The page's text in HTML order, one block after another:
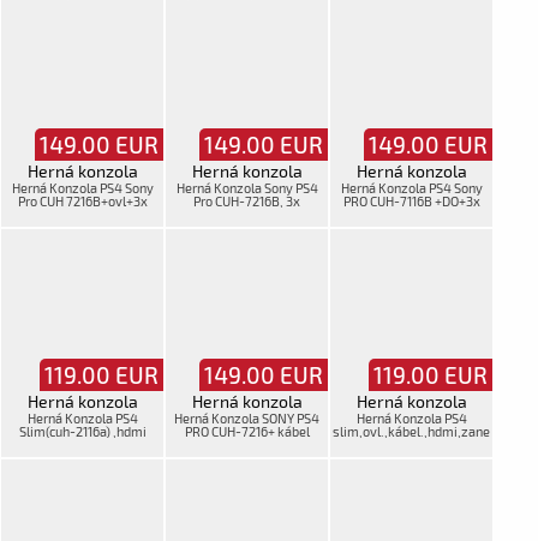
149.00 EUR
Herná konzola
Herná Konzola PS4 Sony
Pro CUH 7216B+ovl+3x
149.00 EUR
Herná konzola
Herná Konzola Sony PS4
Pro CUH-7216B, 3x
149.00 EUR
Herná konzola
Herná Konzola PS4 Sony
PRO CUH-7116B +DO+3x
119.00 EUR
Herná konzola
Herná Konzola PS4
Slim(cuh-2116a) ,hdmi
149.00 EUR
Herná konzola
Herná Konzola SONY PS4
PRO CUH-7216+ kábel
119.00 EUR
Herná konzola
Herná Konzola PS4
slim,ovl.,kábel.,hdmi,zane